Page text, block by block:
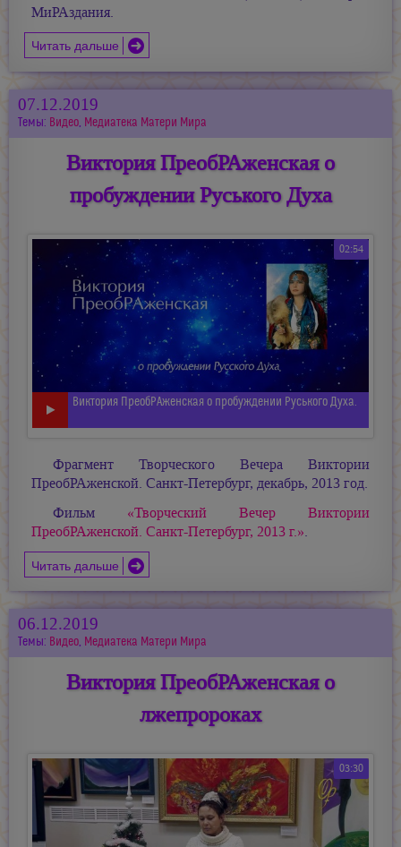
МиРАздания.
Читать дальше
07.12.2019
Темы: Видео, Медиатека Матери Мира
Виктория ПреобРАженская о
пробуждении Руського Духа
02:54
Виктория ПреобРАженская о пробуждении Руського Духа.
Фрагмент Творческого Вечера Виктории
ПреобРАженской. Санкт-Петербург, декабрь, 2013 год.
Фильм «Творческий Вечер Виктории
ПреобРАженской. Санкт-Петербург, 2013 г.».
Читать дальше
06.12.2019
Темы: Видео, Медиатека Матери Мира
Виктория ПреобРАженская о
лжепророках
03:30